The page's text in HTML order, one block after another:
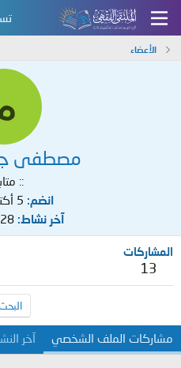
الأعضاء
مصطفى
::
انضم 5 أكتوبر 2008
آخر نشاط 28 مايو 2026
المشاركات
13
مشاركات الملف الشخصي آخر